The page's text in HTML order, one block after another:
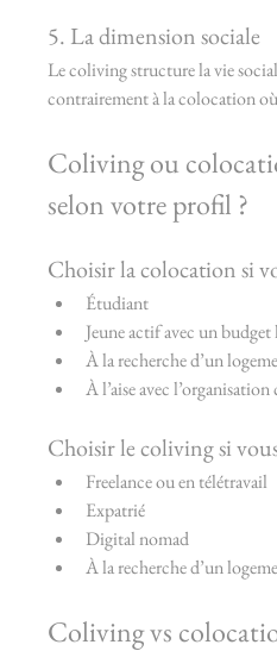
5. La dimension sociale
Le coliving structure la vie
contrairement à la colocation
Coliving ou
selon votre profil ?
Choisir la colocation si
Étudiant
Jeune actif avec un
À la recherche d’un
À l’aise avec
Choisir le coliving si
Freelance ou en télétravail
Expatrié
Digital nomad
À la recherche d’un
Coliving vs